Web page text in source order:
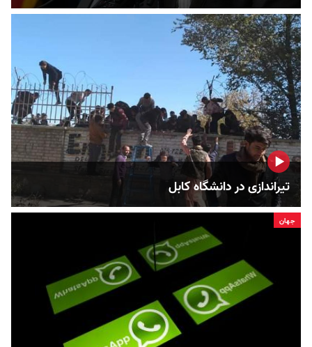
تیراندازی در دانشگاه کابل
جهان